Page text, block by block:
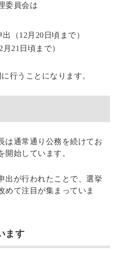
委員会は
（12月20日頃まで）
21日頃まで）
行うことになります。
は通常通り公務を続けてお
開始しています。
出が行われたことで、選挙
めて注目が集まっていま
ます